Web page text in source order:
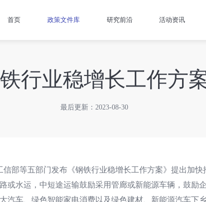
首页 政策文件库 研究前沿 活动资讯
行业稳增长工作方
最后更新：2023-08-30
信部等五部门发布《钢铁行业稳增长工作方案》提出加
或水运，中短途运输鼓励采用管廊或新能源车辆，鼓励
汽车、绿色智能家电消费以及绿色建材、新能源汽车下